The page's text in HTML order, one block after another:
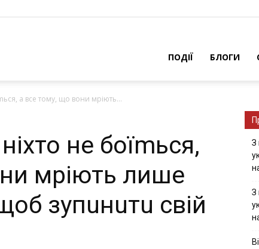
ПОДІЇ БЛОГИ
а все тому, що вони мріють...
не боїmься,
мріють лише
зупuнuтu свій
З
З